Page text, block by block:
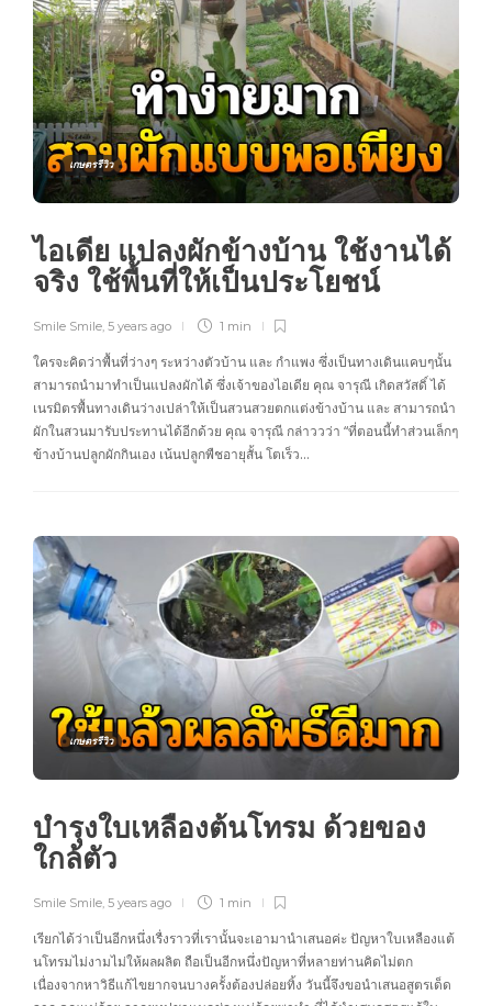
เกษตรรีวิว
ไอเดีย แปลงผักข้างบ้าน ใช้งานได้
จริง ใช้พื้นที่ให้เป็นประโยชน์
Smile Smile 5 years ago 1 min
ใครจะคิดว่าพื้นที่ว่างๆ ระหว่างตัวบ้าน และ กำแพง ซึ่งเป็นทางเดินแคบๆนั้น
สามารถนำมาทำเป็นแปลงผักได้ ซึ่งเจ้าของไอเดีย คุณ จารุณี เกิดสวัสดิ์ ได้
เนรมิตรพื้นทางเดินว่างเปล่าให้เป็นสวนสวยตกแต่งข้างบ้าน และ สามารถนำ
ผักในสวนมารับประทานได้อีกด้วย คุณ จารุณี กล่าววว่า “ที่ตอนนี้ทำส่วนเล็กๆ
ข้างบ้านปลูกผักกินเอง เน้นปลูกพืชอายุสั้น โตเร็ว…
เกษตรรีวิว
บำรุงใบเหลืองต้นโทรม ด้วยของ
ใกล้ตัว
Smile Smile 5 years ago 1 min
เรียกได้ว่าเป็นอีกหนึ่งเรื่งราวที่เรานั้นจะเอามานำเสนอค่ะ ปัญหาใบเหลืองแต้
นโทรมไม่งามไม่ให้ผลผลิต ถือเป็นอีกหนึ่งปัญหาที่หลายท่านคิดไม่ตก
เนื่องจากหาวิธีแก้ไขยากจนบางครั้งต้องปล่อยทิ้ง วันนี้จึงขอนำเสนอสูตรเด็ด